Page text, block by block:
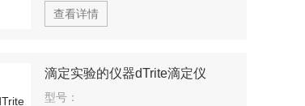
查看详情
滴定实验的仪器dTrite滴定仪
型号：